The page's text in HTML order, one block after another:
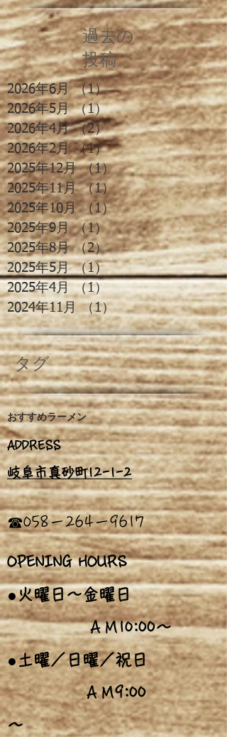
過去の
投稿
2026年6月 （1）1件の記事
2026年5月 （1）1件の記事
2026年4月 （2）2件の記事
2026年2月 （1）1件の記事
2025年12月 （1）1件の記事
2025年11月 （1）1件の記事
2025年10月 （1）1件の記事
2025年9月 （1）1件の記事
2025年8月 （2）2件の記事
2025年5月 （1）1件の記事
2025年4月
（1）
1件の記事
2024年11月 （1）1件の記事
タグ
おすすめラーメン
ADDRESS
岐阜市真砂町12-1-2
​☎058－264－9617
OPENING HOURS
●火曜日～金曜日
ＡＭ10:00～
●土曜／日曜／祝日
ＡＭ9:00
～